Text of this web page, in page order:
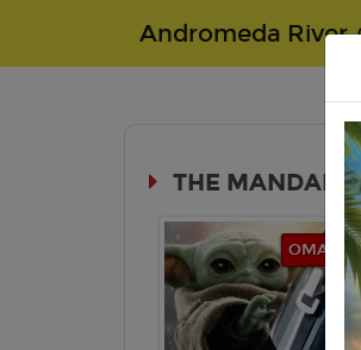
Andromeda River
THE
OMAG.